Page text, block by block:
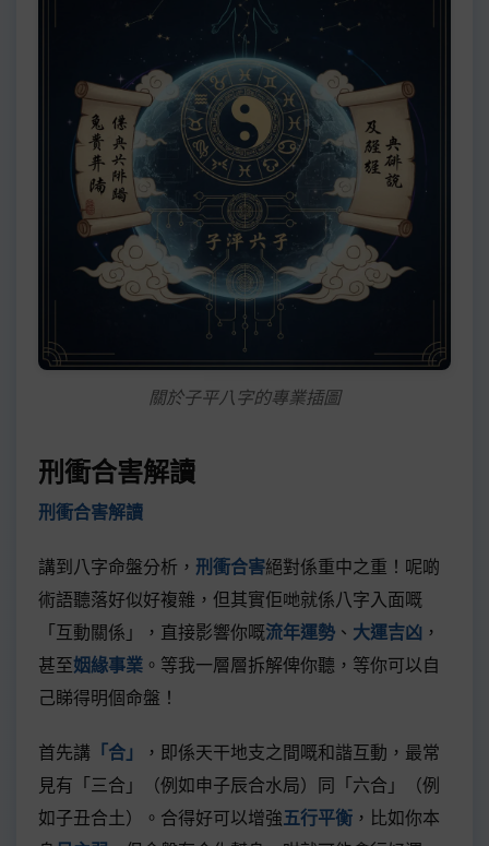
關於子平八字的專業插圖
刑衝合害解讀
刑衝合害解讀
講到八字命盤分析， 刑衝合害絕對係重中之重！呢啲
術語聽落好似好複雜，但其實佢哋就係八字入面嘅
「互動關係」，直接影響你嘅流年運勢 、 大運吉凶 ，
甚至姻緣事業 。等我一層層拆解俾你聽，等你可以自
己睇得明個命盤！
首先講 「合」
，即係天干地支之間嘅和諧互動，最常
見有「三合」（例如申子辰合水局）同「六合」（例
如子丑合土）。合得好可以增強五行平衡 ，比如你本